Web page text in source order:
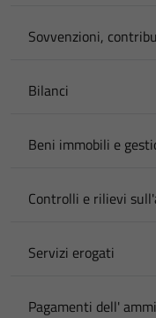
Sovvenzioni,
Bilanci
Beni immobili e
Controlli e rilievi
Servizi erogati
Pagamenti dell'